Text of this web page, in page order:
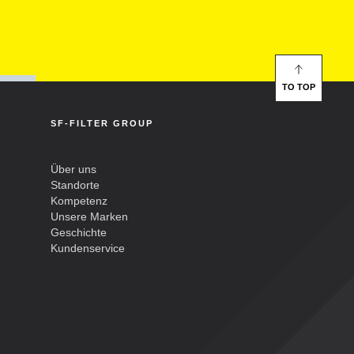
SF-FILTER GROUP
Über uns
Standorte
Kompetenz
Unsere Marken
Geschichte
Kundenservice
TO TOP